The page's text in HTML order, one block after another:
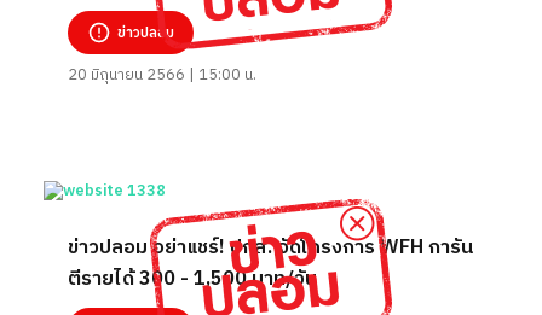
ข่าวปลอม
20 มิถุนายน 2566 | 15:00 น.
ข่าวปลอม อย่าแชร์! ปกส. จัดโครงการ WFH การัน
ตีรายได้ 300 - 1,500 บาท/วัน